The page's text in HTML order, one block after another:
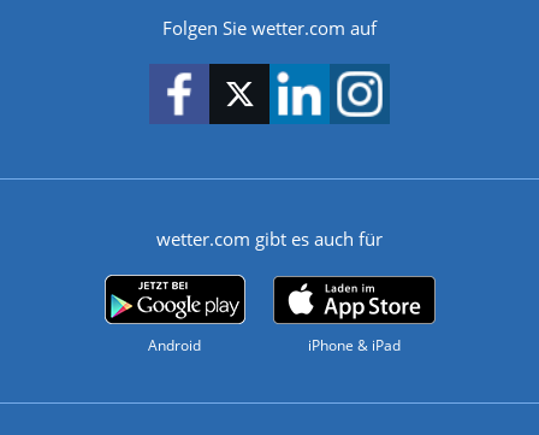
Folgen Sie wetter.com auf
wetter.com gibt es auch für
Android iPhone & iPad